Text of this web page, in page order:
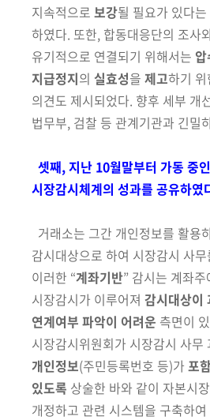
지속적으로 보강될 필요가 있다
하였다. 또한, 합동대응단의 조사
유기적으로 연결되기 위해서는
지급정지의 실효성을 제고하기
의견도 제시되었다. 향후 세부 개
법무부, 검찰 등 관계기관과 긴밀
셋째, 지난 10월말부터 가동 중
시장감시체계의 성과를 공유하였
거래소는 그간 개인정보를 활용
감시대상으로 하여 시장감시 사
이러한 “계좌기반” 감시는 계좌
시장감시가 이루어져 감시대상이
연계여부 파악이 어려운 측면이
시장감시위원회가 시장감시 사무
개인정보(주민등록번호 등)가 포
있도록 상술한 바와 같이 자본시
개정하고 관련 시스템을 구축하여